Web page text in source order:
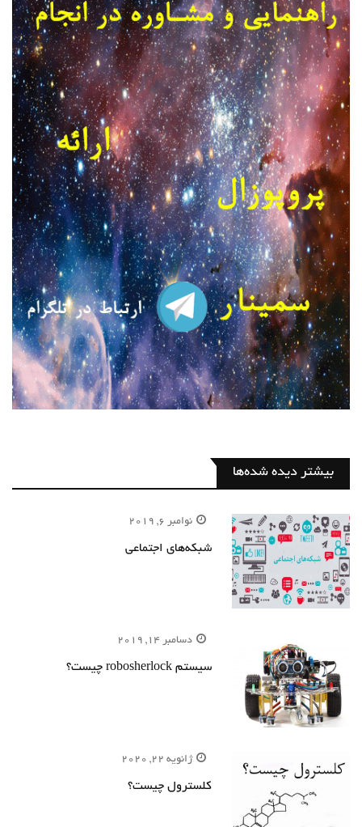
بیشتر دیده شده‌ها
نوامبر 6, 2019
شبکه‌های اجتماعی
دسامبر 14, 2019
سیستم robosherlock چیست؟
ژانویه 22, 2020
کلسترول چیست؟